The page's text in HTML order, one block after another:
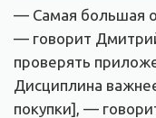
— Самая большая
— говорит
проверять
Дисциплина
покупки], —